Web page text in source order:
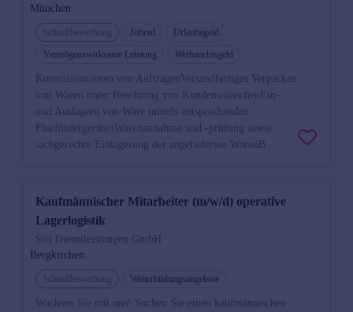
München
Schnellbewerbung Jobrad
Urlaubsgeld
Vermögenswirksame Leistung
Weihnachtsgeld
Kommissionieren von AufträgenVersandfertiges Verpacken
von Waren unter Beachtung von KundenwünschenEin-
und Auslagern von Ware mittels entsprechenden
FlurfördergerätenWarenannahme und -prüfung sowie
sachgerechte Einlagerung der angelieferten WarenB...
Kaufmännischer Mitarbeiter (m/w/d) operative
Lagerlogistik
Sirl Dienstleistungen GmbH
Bergkirchen
Schnellbewerbung Weiterbildungsangebote
Wachsen Sie mit uns! Suchen Sie einen kaufmännischen